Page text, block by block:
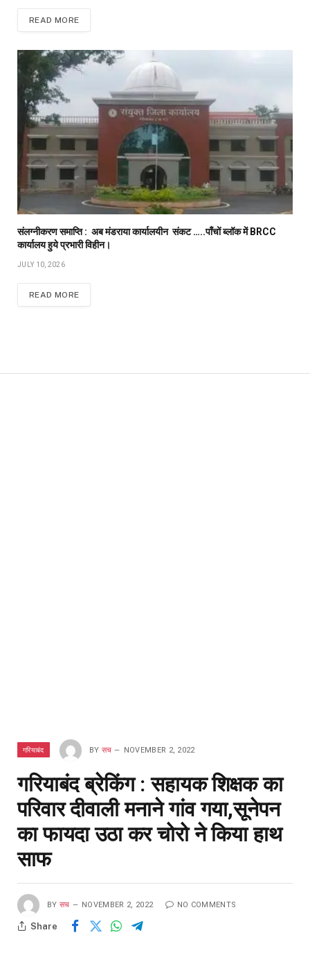
READ MORE
संलग्नीकरण समाप्ति : अब मंडराया कार्यालयीन संकट …..पाँचों ब्लॉक में BRCC
कार्यालय हुये प्रभारी विहीन।
JULY 10, 2026
READ MORE
गरियाबंद BY सच NOVEMBER 2, 2022
गरियाबंद ब्रेकिंग : सहायक शिक्षक का
परिवार दीवाली मनाने गांव गया,सूनेपन
का फायदा उठा कर चोरो ने किया हाथ
साफ
BY सच NOVEMBER 2, 2022 NO COMMENTS
Share